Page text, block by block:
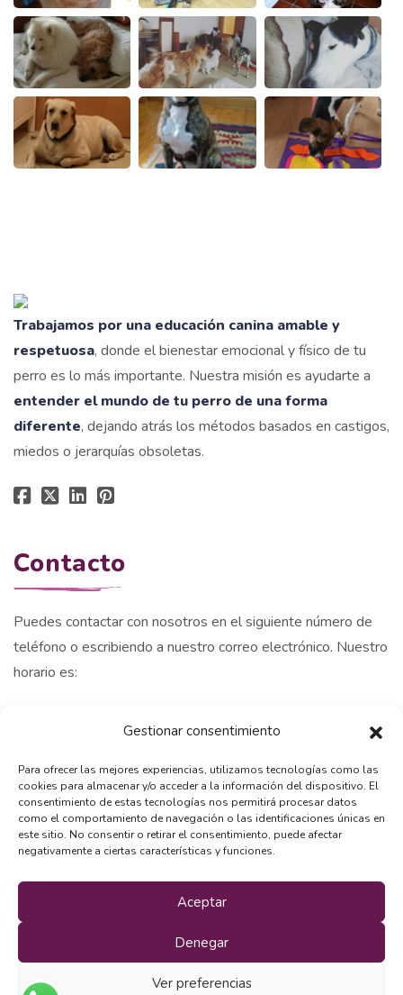
Gestionar consentimiento
Para ofrecer las mejores experiencias, utilizamos tecnologías como las
cookies para almacenar y/o acceder a la información del dispositivo. El
consentimiento de estas tecnologías nos permitirá procesar datos
como el comportamiento de navegación o las identificaciones únicas en
este sitio. No consentir o retirar el consentimiento, puede afectar
negativamente a ciertas características y funciones.
Aceptar
Denegar
Ver preferencias
Trabajamos por una educación canina amable y
respetuosa, donde el bienestar emocional y físico de tu
perro es lo más importante. Nuestra misión es ayudarte a
entender el mundo de tu perro de una forma
diferente, dejando atrás los métodos basados en castigos,
miedos o jerarquías obsoletas.
Contacto
Puedes contactar con nosotros en el siguiente número de
teléfono o escribiendo a nuestro correo electrónico. Nuestro
horario es:
Sabados : 09.00 am - 14.00 pm
Domingos: Cerrado.
+34 609 470 665
info@momoeducacioncanina.com
Política de Cookies
© Momo Educación Canina 2025 | All Right Reserved